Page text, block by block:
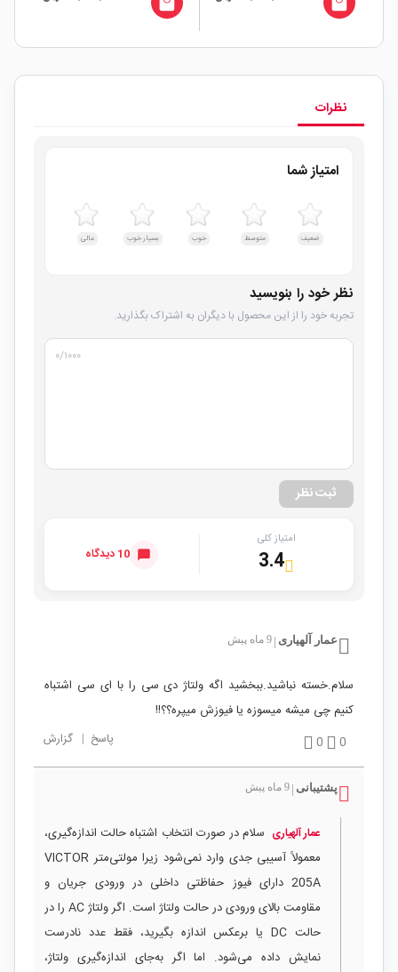
نظرات
امتیاز شما
ضعیف متوسط خوب بسیار خوب عالی
نظر خود را بنویسید
تجربه خود را از این محصول با دیگران به اشتراک بگذارید.
۰/۱۰۰۰
ثبت نظر
امتیاز کلی
3.4 10 دیدگاه
عمار آلهیاری 9 ماه پیش
سلام.خسته نباشید.ببخشید اگه ولتاژ دی سی را با ای سی اشتباه
کنیم چی میشه میسوزه یا فیوزش میپره؟؟!!
0
0 پاسخ | گزارش
پشتیبانی 9 ماه پیش
عمار آلهیاری سلام در صورت انتخاب اشتباه حالت اندازه‌گیری،
معمولاً آسیبی جدی وارد نمی‌شود زیرا مولتی‌متر VICTOR
205A دارای فیوز حفاظتی داخلی در ورودی جریان و
مقاومت بالای ورودی در حالت ولتاژ است. اگر ولتاژ AC را در
حالت DC یا برعکس اندازه بگیرید، فقط عدد نادرست
نمایش داده می‌شود. اما اگر به‌جای اندازه‌گیری ولتاژ،